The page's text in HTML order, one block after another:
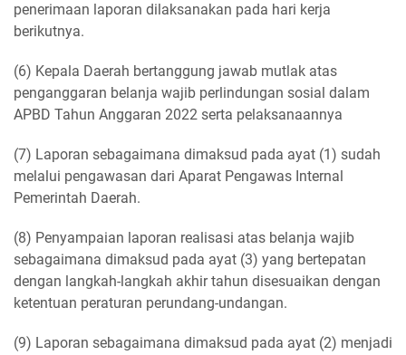
penerimaan laporan dilaksanakan pada hari kerja
berikutnya.
(6) Kepala Daerah bertanggung jawab mutlak atas
penganggaran belanja wajib perlindungan sosial dalam
APBD Tahun Anggaran 2022 serta pelaksanaannya
(7) Laporan sebagaimana dimaksud pada ayat (1) sudah
melalui pengawasan dari Aparat Pengawas Internal
Pemerintah Daerah.
(8) Penyampaian laporan realisasi atas belanja wajib
sebagaimana dimaksud pada ayat (3) yang bertepatan
dengan langkah-langkah akhir tahun disesuaikan dengan
ketentuan peraturan perundang-undangan.
(9) Laporan sebagaimana dimaksud pada ayat (2) menjadi